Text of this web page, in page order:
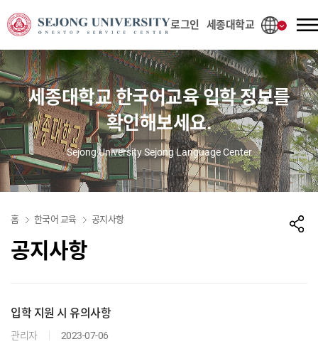
로그인
세종대학교
세종대학교 한국어교육 입학 정보를
확인해보세요.
Sejong University Sejong Language Center
홈 한국어 교육 공지사항
공지사항
입학 지원 시 유의사항
관리자 2023-07-06